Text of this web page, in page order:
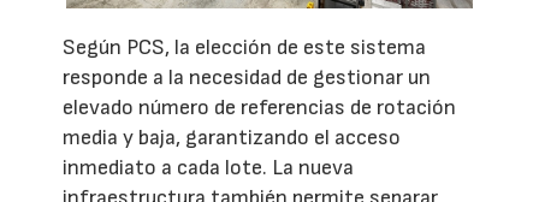
Según PCS, la elección de este sistema
responde a la necesidad de gestionar un
elevado número de referencias de rotación
media y baja, garantizando el acceso
inmediato a cada lote. La nueva